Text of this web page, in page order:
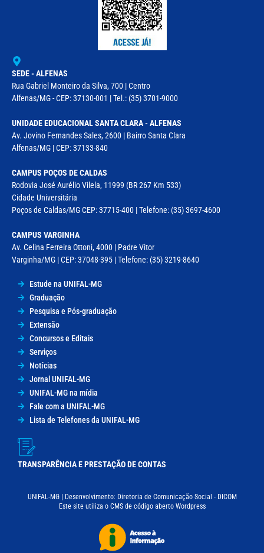
SEDE - ALFENAS
Rua Gabriel Monteiro da Silva, 700 | Centro
Alfenas/MG - CEP: 37130-001 | Tel.: (35) 3701-9000
UNIDADE EDUCACIONAL SANTA CLARA - ALFENAS
Av. Jovino Fernandes Sales, 2600 | Bairro Santa Clara
Alfenas/MG | CEP: 37133-840
CAMPUS POÇOS DE CALDAS
Rodovia José Aurélio Vilela, 11999 (BR 267 Km 533)
Cidade Universitária
Poços de Caldas/MG CEP: 37715-400 | Telefone: (35) 3697-4600
CAMPUS VARGINHA
Av. Celina Ferreira Ottoni, 4000 | Padre Vitor
Varginha/MG | CEP: 37048-395 | Telefone: (35) 3219-8640
Estude na UNIFAL-MG
Graduação
Pesquisa e Pós-graduação
Extensão
Concursos e Editais
Serviços
Notícias
Jornal UNIFAL-MG
UNIFAL-MG na mídia
Fale com a UNIFAL-MG
Lista de Telefones da UNIFAL-MG
TRANSPARÊNCIA E PRESTAÇÃO DE CONTAS
UNIFAL-MG | Desenvolvimento: Diretoria de Comunicação Social - DICOM
Este site utiliza o CMS de código aberto Wordpress